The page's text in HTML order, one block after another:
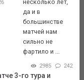
несколько лет,
да и в
большинстве
матчей нам
сильно не
фартило и ...
2985 242
3-го тура и